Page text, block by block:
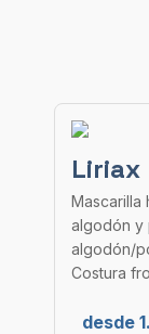
Liriax
Mascarilla
algodón y
algodón/
Costura
desde